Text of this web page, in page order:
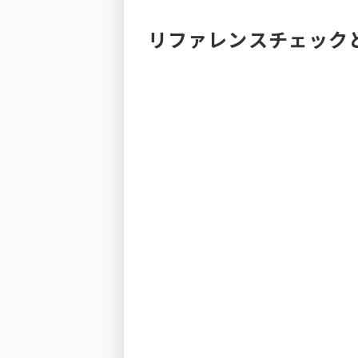
リファレンスチェック